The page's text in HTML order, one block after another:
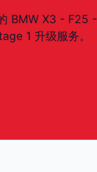
BMW X3 - F25 -
1 升级服务。